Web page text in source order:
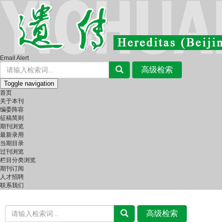
Email Alert
Toggle navigation
首页
关于本刊
编委阵容
征稿简则
期刊浏览
最新录用
当期目录
过刊浏览
栏目分类浏览
期刊订阅
人才招聘
联系我们